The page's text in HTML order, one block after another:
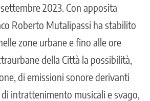
2023. Con apposita
Roberto Mutalipassi ha stabilito
zone urbane e fino alle ore
della Città la possibilità,
di emissioni sonore derivanti
intrattenimento musicali e svago,